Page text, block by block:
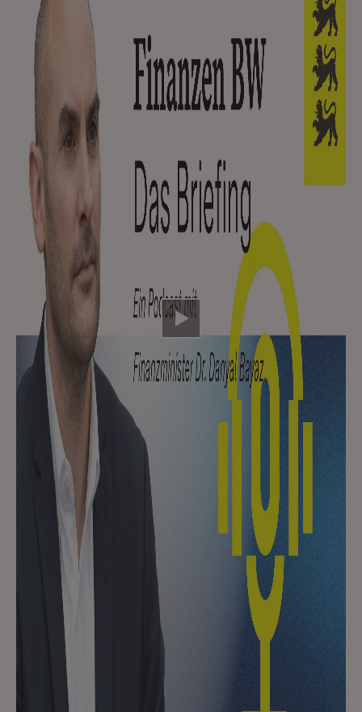
Video abspielen